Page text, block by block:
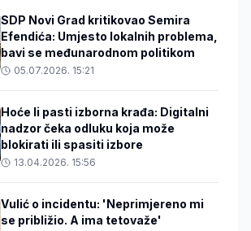
SDP Novi Grad kritikovao Semira
Efendića: Umjesto lokalnih problema,
bavi se međunarodnom politikom
05.07.2026. 15:21
Hoće li pasti izborna krađa: Digitalni
nadzor čeka odluku koja može
blokirati ili spasiti izbore
13.04.2026. 15:56
Vulić o incidentu: 'Neprimjereno mi
se približio. A ima tetovaže'